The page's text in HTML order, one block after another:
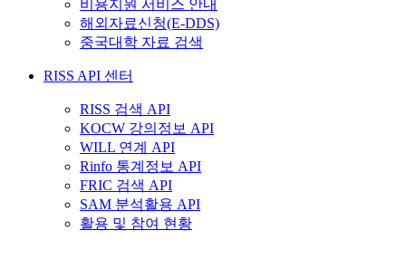
비용지원 서비스 안내
해외자료신청(E-DDS)
중국대학 자료 검색
RISS API 센터
RISS 검색 API
KOCW 강의정보 API
WILL 연계 API
Rinfo 통계정보 API
FRIC 검색 API
SAM 분석활용 API
활용 및 참여 현황